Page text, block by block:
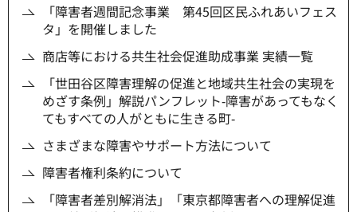
「障害者週間記念事業 第45回区民ふれあいフェス
タ」を開催しました
商店等における共生社会促進助成事業 実績一覧
「世田谷区障害理解の促進と地域共生社会の実現を
めざす条例」解説パンフレット‐障害があってもなく
てもすべての人がともに生きる町‐
さまざまな障害やサポート方法について
障害者権利条約について
「障害者差別解消法」「東京都障害者への理解促進